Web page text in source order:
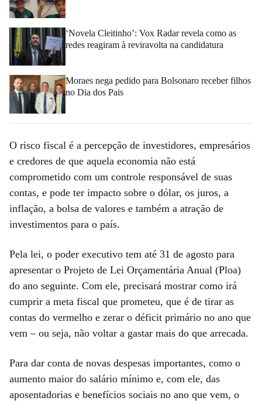
‘Novela Cleitinho’: Vox Radar revela como as
redes reagiram à reviravolta na candidatura
Moraes nega pedido para Bolsonaro receber filhos
no Dia dos Pais
O risco fiscal é a percepção de investidores, empresários
e credores de que aquela economia não está
comprometido com um controle responsável de suas
contas, e pode ter impacto sobre o dólar, os juros, a
inflação, a bolsa de valores e também a atração de
investimentos para o país.
Pela lei, o poder executivo tem até 31 de agosto para
apresentar o Projeto de Lei Orçamentária Anual (Ploa)
do ano seguinte. Com ele, precisará mostrar como irá
cumprir a meta fiscal que prometeu, que é de tirar as
contas do vermelho e zerar o déficit primário no ano que
vem – ou seja, não voltar a gastar mais do que arrecada.
Para dar conta de novas despesas importantes, como o
aumento maior do salário mínimo e, com ele, das
aposentadorias e benefícios sociais no ano que vem, o